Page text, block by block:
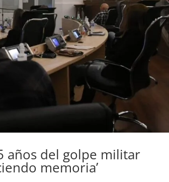
años del golpe militar
memoria’